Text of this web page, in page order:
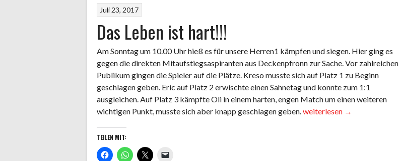
Juli 23, 2017
Das Leben ist hart!!!
Am Sonntag um 10.00 Uhr hieß es für unsere Herren1 kämpfen und siegen. Hier ging es
gegen die direkten Mitaufstiegsaspiranten aus Deckenpfronn zur Sache. Vor zahlreichen
Publikum gingen die Spieler auf die Plätze. Kreso musste sich auf Platz 1 zu Beginn
geschlagen geben. Eric auf Platz 2 erwischte einen Sahnetag und konnte zum 1:1
ausgleichen. Auf Platz 3 kämpfte Oli in einem harten, engen Match um einen weiteren
wichtigen Punkt, musste sich aber knapp geschlagen geben. „Das
weiterlesen →
TEILEN MIT: